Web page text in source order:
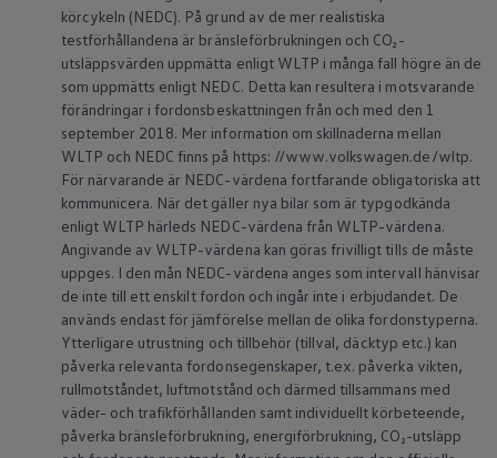
FAQ: Laddning och räckvidd
Hur betalar jag för laddning?
Vad kostar det att äga elbil?
Laddning för din elbil
Karta över laddstationer
Plug & Charge
We Charge
Laddboxen ID. Charger
Vad innebär "räckvidd enligt WLTP?"
Tekniken i elbilen
Klimatanläggning
Värmepump
Bromssystemet i ID.
Batterigaranti och underhåll
ID. Högspänningsbatteri
GTX: Elektrisk prestanda
Elbilsbatteriets råvaror
Mjukvaruuppdateringar för ID.
Enkelt förklarat – så fungerar din ID.
Vanliga frågor
ID. Drivers Club
Service av elbilar
körcykeln (NEDC). På grund av de mer realistiska
testförhållandena är bränsleförbrukningen och CO₂-
utsläppsvärden uppmätta enligt WLTP i många fall högre än de
som uppmätts enligt NEDC. Detta kan resultera i motsvarande
förändringar i fordonsbeskattningen från och med den 1
september 2018. Mer information om skillnaderna mellan
WLTP och NEDC finns på https: //www.volkswagen.de/wltp.
För närvarande är NEDC-värdena fortfarande obligatoriska att
kommunicera. När det gäller nya bilar som är typgodkända
enligt WLTP härleds NEDC-värdena från WLTP-värdena.
Angivande av WLTP-värdena kan göras frivilligt tills de måste
uppges. I den mån NEDC-värdena anges som intervall hänvisar
de inte till ett enskilt fordon och ingår inte i erbjudandet. De
används endast för jämförelse mellan de olika fordonstyperna.
Ytterligare utrustning och tillbehör (tillval, däcktyp etc.) kan
påverka relevanta fordonsegenskaper, t.ex. påverka vikten,
rullmotståndet, luftmotstånd och därmed tillsammans med
väder- och trafikförhållanden samt individuellt körbeteende,
påverka bränsleförbrukning, energiförbrukning, CO₂-utsläpp